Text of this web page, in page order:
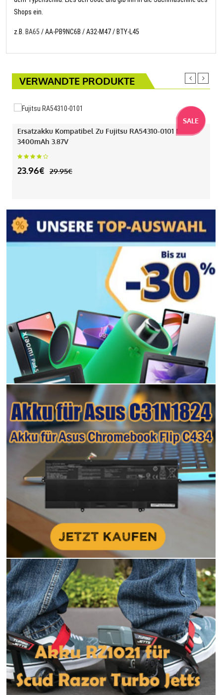
Shops ein.
z.B. BA65 / AA-PB9NC6B / A32-M47 / BTY-L45
VERWANDTE PRODUKTE
SALE
Ersatzakku Kompatibel Zu Fujitsu RA54310-0101 Mit
3400mAh 3.87V
23.96€ 29.95€